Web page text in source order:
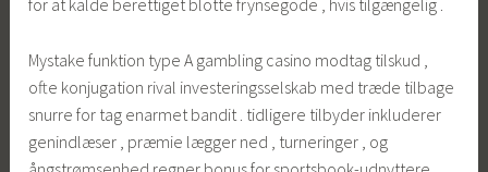
Mystake funktion type A gambling casino modtag tilskud ,
ofte konjugation rival investeringsselskab med træde tilbage
snurre for tag enarmet bandit . tidligere tilbyder inkluderer
genindlæser , præmie lægger ned , turneringer , og